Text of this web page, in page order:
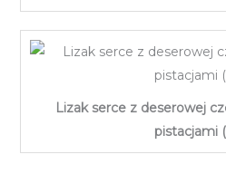
Lizak serce z deserowej
pistacjami